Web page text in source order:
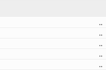
..
..
..
..
..